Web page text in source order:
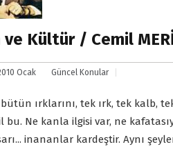
Kültür / Cemil
Ocak Güncel Konular
ırklarını, tek ırk, tek kalb,
bu. Ne kanla ilgisi var, ne
inananlar kardeştir. Aynı